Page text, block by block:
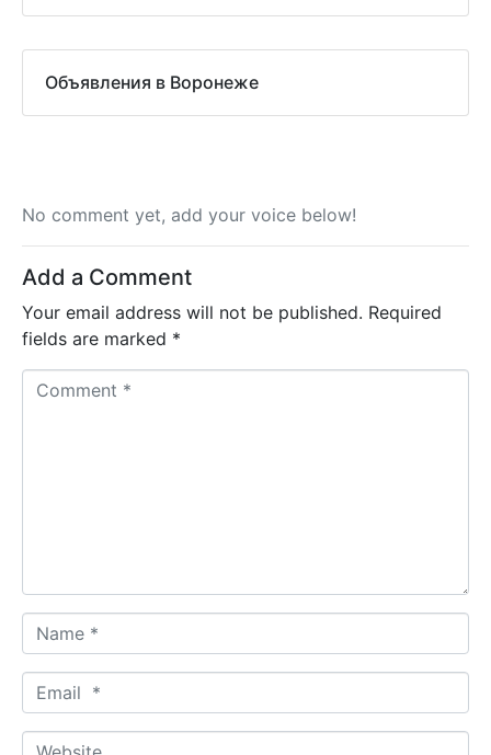
Объявления в Воронеже
No comment yet, add your voice below!
Add a Comment
Your email address will not be published. Required
fields are marked *
a
m
*
m
aW